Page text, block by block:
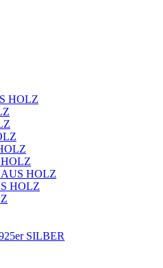
HOLZ
HOLZ
HOLZ
SILBER